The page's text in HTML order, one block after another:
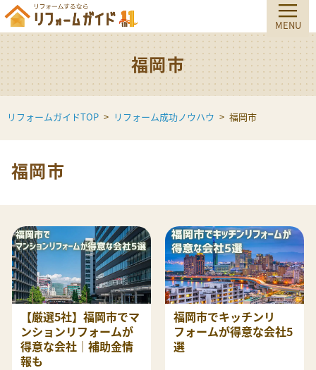
福岡市
リフォームガイドTOP リフォーム成功ノウハウ 福岡市
福岡市
【厳選5社】福岡市でマ
ンションリフォームが
得意な会社｜補助金情
報も
福岡市でキッチンリ
フォームが得意な会社5
選